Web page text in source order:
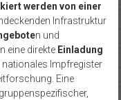
werden von einer
Infrastruktur
n und
eine direkte Einladung
nationales Impfregister
Eine